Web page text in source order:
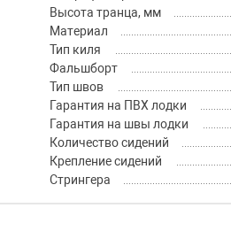
Высота транца, мм
Материал
Тип киля
Фальшборт
Тип швов
Гарантия на ПВХ лодки
Гарантия на швы лодки
Количество сидений
Крепление сидений
Стрингера